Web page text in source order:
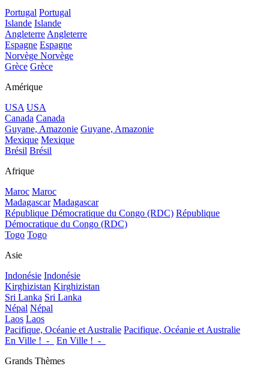
Portugal Portugal
Islande Islande
Angleterre Angleterre
Espagne Espagne
Norvège Norvège
Grèce Grèce
Amérique
USA USA
Canada Canada
Guyane, Amazonie Guyane, Amazonie
Mexique Mexique
Brésil Brésil
Afrique
Maroc Maroc
Madagascar Madagascar
République Démocratique du Congo (RDC) République
Démocratique du Congo (RDC)
Togo Togo
Asie
Indonésie Indonésie
Kirghizistan Kirghizistan
Sri Lanka Sri Lanka
Népal Népal
Laos Laos
Pacifique, Océanie et Australie Pacifique, Océanie et Australie
En Ville !_-_
En Ville !_-_
Grands Thèmes